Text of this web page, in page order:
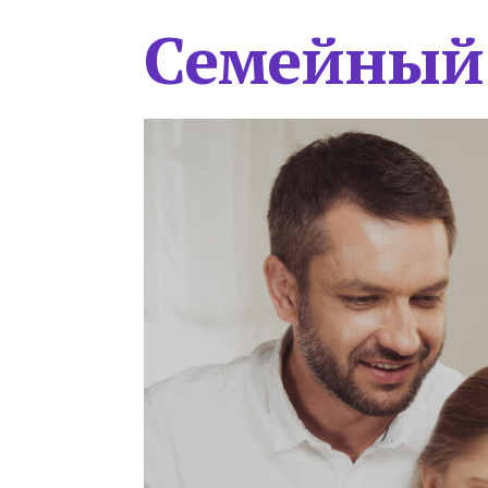
Семейный